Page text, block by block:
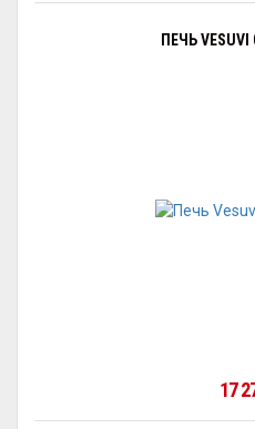
ПЕЧЬ
17